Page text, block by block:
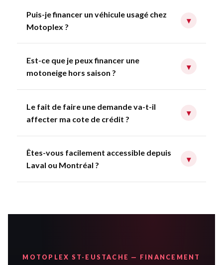
Puis-je financer un véhicule usagé chez
Motoplex ?
▾
Est-ce que je peux financer une
motoneige hors saison ?
▾
Le fait de faire une demande va-t-il
affecter ma cote de crédit ?
▾
Êtes-vous facilement accessible depuis
Laval ou Montréal ?
▾
MOTOPLEX ST-EUSTACHE — FINANCEMENT